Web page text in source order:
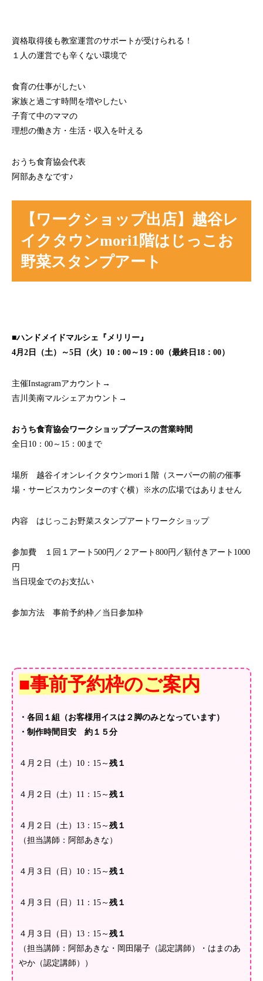
資格取得後も教室運営のサポートが受けられる！
１人の運営でも辛くない環境で
食育の仕事がしたい
家族と過ごす時間を増やしたい
子育て中のママの
理想の働き方・生活・収入を叶える
おうち食育協会代表
阿部あきなです♪
【ワークショップ出店】越谷レ
イクタウンmori1階はじっこお
野菜スタンプアート
■ハンドメイドマルシェ『メリリー』
4月2日（土）～5日（火）10：00～19：00（最終日18：00）
主催Instagramアカウント→
吉川美南マルシェアカウント→
おうち食育協会ワークショップブースの営業時間
全日10：00～15：00まで
場所 越谷イオンレイクタウンmori１階（スーパーの前の催事
場・サービスカウンターのすぐ横）※水の広場ではありません
内容 はじっこお野菜スタンプアートワークショップ
参加費 １回１アート500円／２アート800円／額付きアート1000
円
当日現金でのお支払い
参加方法 事前予約枠／当日参加枠
■事前予約枠のご案内
・各回１組（お客様用イスは２脚のみとなっています）
・制作時間目安 約１５分
４月２日（土）10：15～ 残１
４月２日（土）11：15～ 残１
４月２日（土）13：15～ 残１
（担当講師：阿部あきな）
４月３日（日）10：15～ 残１
４月３日（日）11：15～ 残１
４月３日（日）13：15～ 残１
（担当講師：阿部あきな・岡田陽子（認定講師）・はまのあ
やか（認定講師））